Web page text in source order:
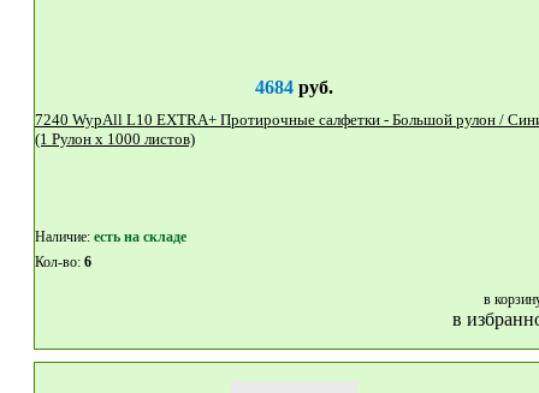
4684руб.
7240 WypAll L10 EXTRA+ Протирочные салфетки - Большой рулон / Синий
(1 Рулон x 1000 листов)
Наличие: eсть на складе
Кол-во: 6
в
в